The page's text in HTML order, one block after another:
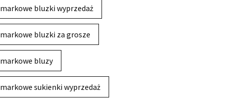
markowe bluzki wyprzedaż
markowe bluzki za grosze
markowe bluzy
markowe sukienki wyprzedaż